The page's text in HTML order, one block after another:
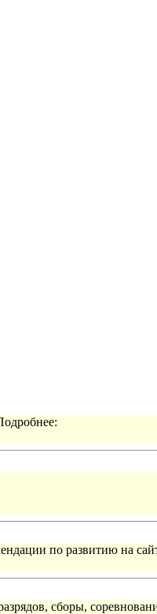
по развитию на
сборы,